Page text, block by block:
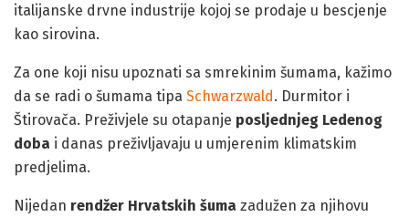
italijanske drvne industrije kojoj se prodaje u bescjenje
kao sirovina.
Za one koji nisu upoznati sa smrekinim šumama, kažimo
da se radi o šumama tipa Schwarzwald . Durmitor i
Štirovača. Preživjele su otapanje posljednjeg Ledenog
doba i danas preživljavaju u umjerenim klimatskim
predjelima.
Nijedan rendžer Hrvatskih šuma zadužen za njihovu